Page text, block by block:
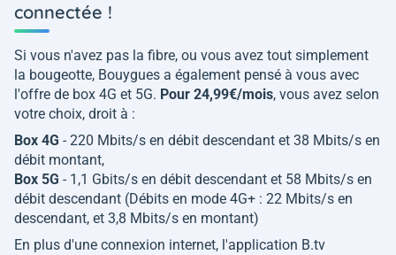
connectée !
Si vous n'avez pas la fibre, ou vous avez tout simplement
la bougeotte, Bouygues a également pensé à vous avec
l'offre de box 4G et 5G. Pour 24,99€/mois, vous avez selon
votre choix, droit à :
Box 4G - 220 Mbits/s en débit descendant et 38 Mbits/s en
débit montant,
Box 5G - 1,1 Gbits/s en débit descendant et 58 Mbits/s en
débit descendant (Débits en mode 4G+ : 22 Mbits/s en
descendant, et 3,8 Mbits/s en montant)
En plus d'une connexion internet, l'application B.tv